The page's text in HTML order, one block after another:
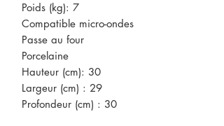
Poids (kg): 7
Compatible micro-ondes
Passe au four
Porcelaine
Hauteur (cm): 30
Largeur (cm) : 29
Profondeur (cm) : 30